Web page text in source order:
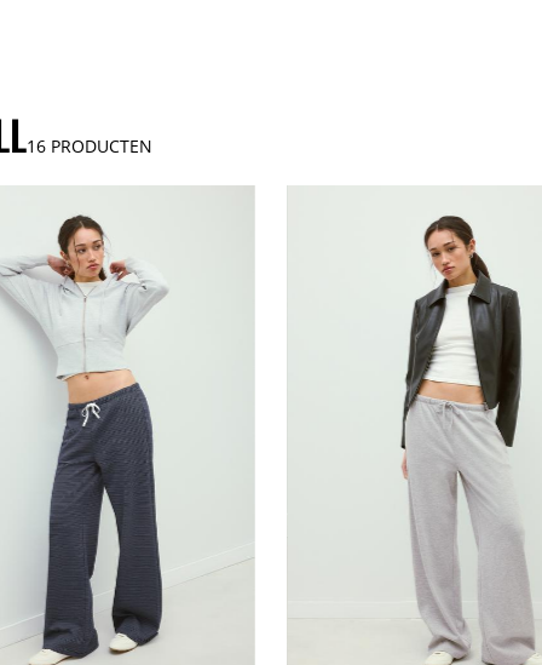
16 PRODUCTEN